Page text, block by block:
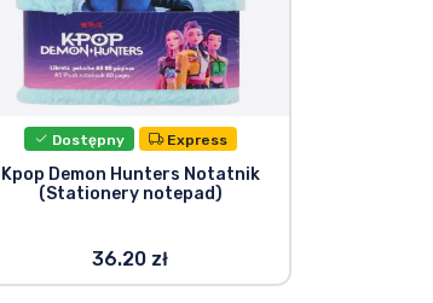
Dostępny Express
Kpop Demon Hunters Notatnik
(Stationery notepad)
36.20 zł